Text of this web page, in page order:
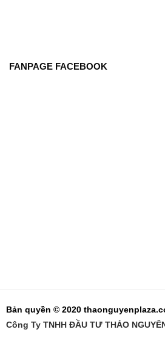
FANPAGE FACEBOOK
Bản quyền © 2020
Công Ty TNHH ĐẦU TƯ THẢO